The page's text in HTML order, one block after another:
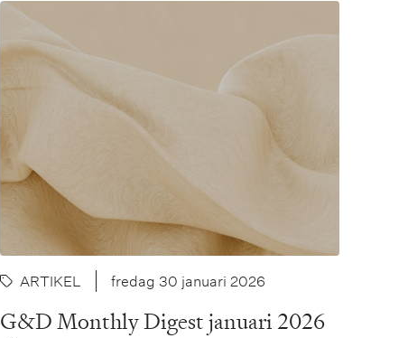
ARTIKEL fredag 30 januari 2026
G&D Monthly Digest januari 2026